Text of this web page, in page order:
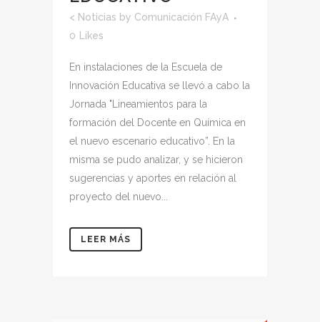
< Noticias by Comunicación FAyA
0
Likes
En instalaciones de la Escuela de
Innovación Educativa se llevó a cabo la
Jornada "Lineamientos para la
formación del Docente en Química en
el nuevo escenario educativo”. En la
misma se pudo analizar, y se hicieron
sugerencias y aportes en relación al
proyecto del nuevo...
LEER MÁS